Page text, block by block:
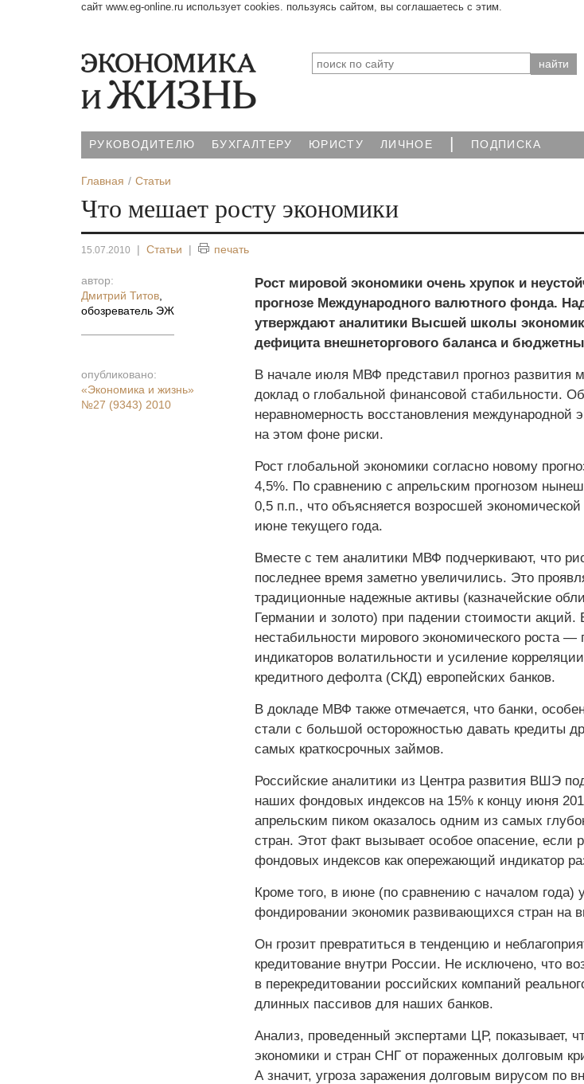
сайт www.eg-online.ru использует cookies. пользуясь сайтом, вы соглашаетесь с этим.
РУКОВОДИТЕЛЮ БУХГАЛТЕРУ ЮРИСТУ ЛИЧНОЕ | ПОДПИСКА
Главная Статьи
Что мешает росту экономики
15.07.2010 | Статьи | печать
автор:
Дмитрий Титов
обозреватель ЭЖ
опубликовано:
«Экономика и жизнь»
№27 (9343) 2010
Рост мировой экономики очень хрупок и
прогнозе Международного валютного фонда.
утверждают аналитики Высшей школы
дефицита внешнеторгового баланса и
В начале июля МВФ представил прогноз развития
доклад о глобальной финансовой стабильности.
неравномерность восстановления международной
на этом фоне риски.
Рост глобальной экономики согласно новому
4,5%. По сравнению с апрельским прогнозом
0,5 п.п., что объясняется возросшей
июне текущего года.
Вместе с тем аналитики МВФ подчеркивают, что
последнее время заметно увеличились. Это
традиционные надежные активы (казначейские
Германии и золото) при падении стоимости акций.
нестабильности мирового экономического роста
индикаторов волатильности и усиление
кредитного дефолта (СКД) европейских банков.
В докладе МВФ также отмечается, что банки,
стали с большой осторожностью давать кредиты
самых краткосрочных займов.
Российские аналитики из Центра развития ВШЭ
наших фондовых индексов на 15% к концу июня
апрельским пиком оказалось одним из самых
стран. Этот факт вызывает особое опасение, если
фондовых индексов как опережающий индикатор
Кроме того, в июне (по сравнению с началом года)
фондировании экономик развивающихся стран на
Он грозит превратиться в тенденцию и
кредитование внутри России. Не исключено, что
в перекредитовании российских компаний
длинных пассивов для наших банков.
Анализ, проведенный экспертами ЦР, показывает,
экономики и стран СНГ от пораженных долговым
А значит, угроза заражения долговым вирусом по